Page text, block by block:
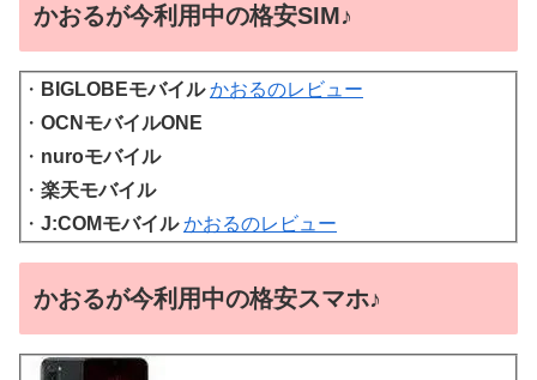
かおるが今利用中の格安SIM♪
・ BIGLOBEモバイル かおるのレビュー
・ OCNモバイルONE
・ nuroモバイル
・ 楽天モバイル
・ J:COMモバイル かおるのレビュー
かおるが今利用中の格安スマホ♪